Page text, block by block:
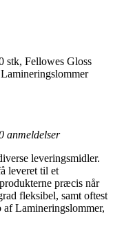
stk, Fellowes Gloss
anmeldelser
leveringsmidler.
leveret til et
præcis når
fleksibel, samt oftest
Lamineringslommer,